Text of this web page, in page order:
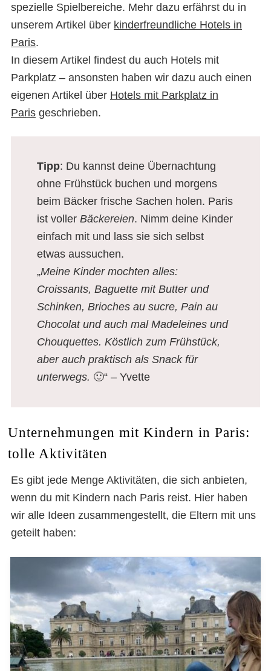
spezielle Spielbereiche. Mehr dazu erfährst du in
unserem Artikel über kinderfreundliche Hotels in
Paris.
In diesem Artikel findest du auch Hotels mit
Parkplatz – ansonsten haben wir dazu auch einen
eigenen Artikel über Hotels mit Parkplatz in
Paris geschrieben.
Tipp: Du kannst deine Übernachtung
ohne Frühstück buchen und morgens
beim Bäcker frische Sachen holen. Paris
ist voller Bäckereien. Nimm deine Kinder
einfach mit und lass sie sich selbst
etwas aussuchen.
„Meine Kinder mochten alles:
Croissants, Baguette mit Butter und
Schinken, Brioches au sucre, Pain au
Chocolat und auch mal Madeleines und
Chouquettes. Köstlich zum Frühstück,
aber auch praktisch als Snack für
unterwegs. 🙂“ – Yvette
Unternehmungen mit Kindern in Paris:
tolle Aktivitäten
Es gibt jede Menge Aktivitäten, die sich anbieten,
wenn du mit Kindern nach Paris reist. Hier haben
wir alle Ideen zusammengestellt, die Eltern mit uns
geteilt haben: